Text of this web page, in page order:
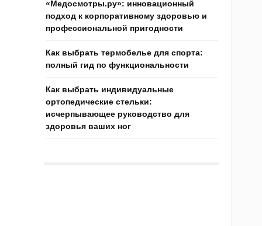
«Медосмотры.ру»: инновационный
подход к корпоративному здоровью и
профессиональной пригодности
Как выбрать термобелье для спорта:
полный гид по функциональности
Как выбрать индивидуальные
ортопедические стельки:
исчерпывающее руководство для
здоровья ваших ног